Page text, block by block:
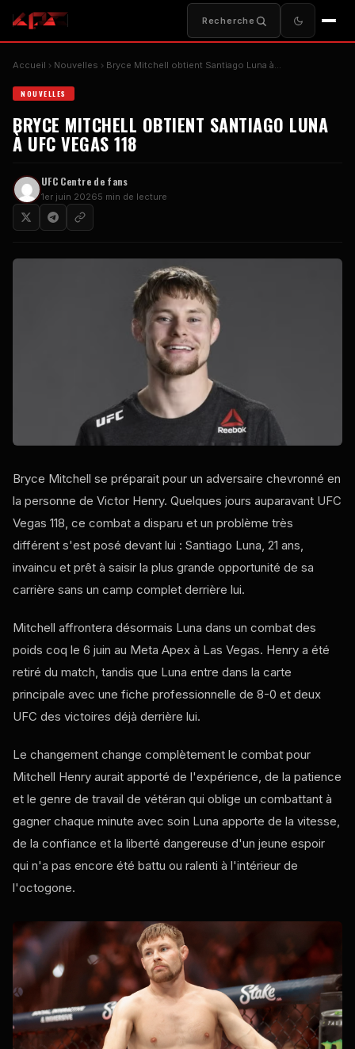
Recherche
Accueil Nouvelles Bryce Mitchell obtient Santiago Luna à...
NOUVELLES
BRYCE MITCHELL OBTIENT SANTIAGO LUNA
À UFC VEGAS 118
UFCCentre de fans
1er juin 20265 min de lecture
Bryce Mitchell se préparait pour un adversaire chevronné en
la personne de Victor Henry. Quelques jours auparavant UFC
Vegas 118, ce combat a disparu et un problème très
différent s'est posé devant lui : Santiago Luna, 21 ans,
invaincu et prêt à saisir la plus grande opportunité de sa
carrière sans un camp complet derrière lui.
Mitchell affrontera désormais Luna dans un combat des
poids coq le 6 juin au Meta Apex à Las Vegas. Henry a été
retiré du match, tandis que Luna entre dans la carte
principale avec une fiche professionnelle de 8-0 et deux
UFC des victoires déjà derrière lui.
Le changement change complètement le combat pour
Mitchell Henry aurait apporté de l'expérience, de la patience
et le genre de travail de vétéran qui oblige un combattant à
gagner chaque minute avec soin Luna apporte de la vitesse,
de la confiance et la liberté dangereuse d'un jeune espoir
qui n'a pas encore été battu ou ralenti à l'intérieur de
l'octogone.